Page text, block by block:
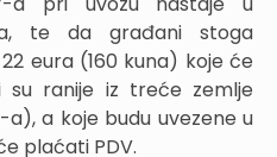
te da građani stoga
eura (160 kuna) koje će
su ranije iz treće zemlje
a), a koje budu uvezene u
plaćati PDV.